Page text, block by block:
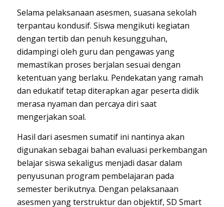
Selama pelaksanaan asesmen, suasana sekolah
terpantau kondusif. Siswa mengikuti kegiatan
dengan tertib dan penuh kesungguhan,
didampingi oleh guru dan pengawas yang
memastikan proses berjalan sesuai dengan
ketentuan yang berlaku. Pendekatan yang ramah
dan edukatif tetap diterapkan agar peserta didik
merasa nyaman dan percaya diri saat
mengerjakan soal.
Hasil dari asesmen sumatif ini nantinya akan
digunakan sebagai bahan evaluasi perkembangan
belajar siswa sekaligus menjadi dasar dalam
penyusunan program pembelajaran pada
semester berikutnya. Dengan pelaksanaan
asesmen yang terstruktur dan objektif, SD Smart